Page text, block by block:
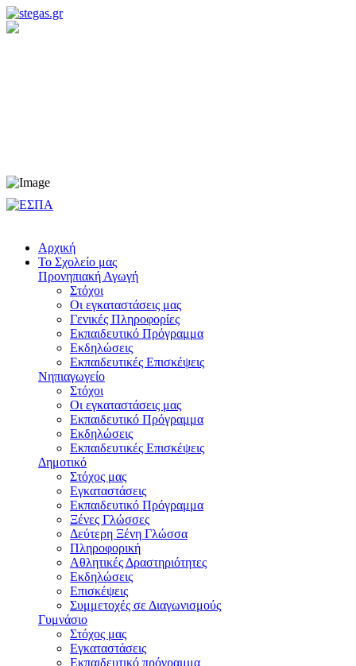
Αρχική
Το Σχολείο μας
Προνηπιακή Αγωγή
Στόχοι
Οι εγκαταστάσεις μας
Γενικές Πληροφορίες
Εκπαιδευτικό Πρόγραμμα
Εκδηλώσεις
Εκπαιδευτικές Eπισκέψεις
Νηπιαγωγείο
Στόχοι
Οι εγκαταστάσεις μας
Εκπαιδευτικό Πρόγραμμα
Εκδηλώσεις
Εκπαιδευτικές Eπισκέψεις
Δημοτικό
Στόχος μας
Εγκαταστάσεις
Εκπαιδευτικό Πρόγραμμα
Ξένες Γλώσσες
Δεύτερη Ξένη Γλώσσα
Πληροφορική
Αθλητικές Δραστηριότητες
Εκδηλώσεις
Επισκέψεις
Συμμετοχές σε Διαγωνισμούς
Γυμνάσιο
Στόχος μας
Εγκαταστάσεις
Εκπαιδευτικό πρόγραμμα